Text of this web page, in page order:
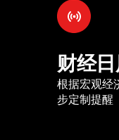
财经
根据宏观经
步定制提醒